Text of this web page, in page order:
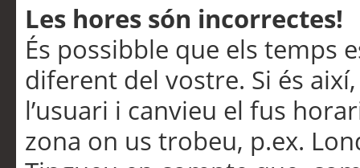
Les hores són incorrectes!
És possibble que els temps
diferent del vostre. Si és
l’usuari i canvieu el fus
zona on us trobeu, p.ex.